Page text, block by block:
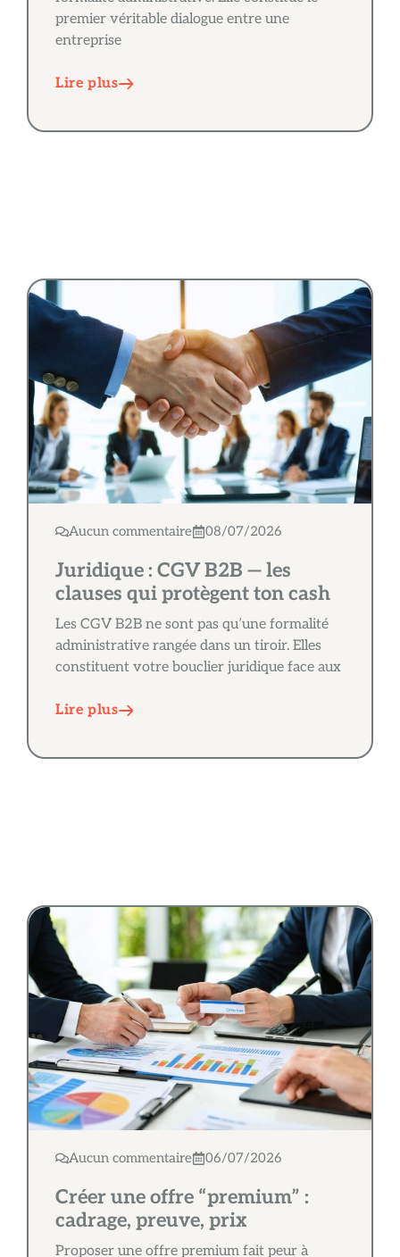
premier véritable dialogue entre une
entreprise
Lire plus
Aucun commentaire 08/07/2026
Juridique : CGV B2B — les
clauses qui protègent ton cash
Les CGV B2B ne sont pas qu’une formalité
administrative rangée dans un tiroir. Elles
constituent votre bouclier juridique face aux
Lire plus
Aucun commentaire 06/07/2026
Créer une offre “premium” :
cadrage, preuve, prix
Proposer une offre premium fait peur à